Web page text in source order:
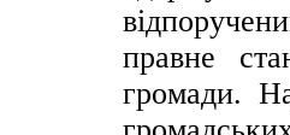
правне
громади.